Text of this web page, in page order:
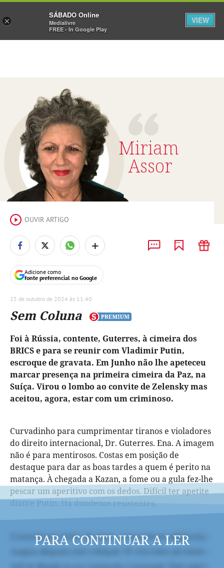
Sábado Assine Iniciar Sessão
Miriam
Assor
OUVIR ARTIGO
Adicione como
fonte preferencial no Google
+
25 de outubro de 2024 às 11:40
Sem Coluna
Foi à Rússia, contente, Guterres, à cimeira dos
BRICS e para se reunir com Vladimir Putin,
escroque de gravata. Em Junho não lhe apeteceu
marcar presença na primeira cimeira da Paz, na
Suíça. Virou o lombo ao convite de Zelensky mas
aceitou, agora, estar com um criminoso.
Curvadinho para cumprimentar tiranos e violadores
do direito internacional, Dr. Guterres. Ena. A imagem
não é para mentirosos. Costas em posição de
destaque para dar as boas tardes a quem é perito na
matança. À chegada a Kazan, a fome ou a gula fez-lhe
pescar um aperitivo com os dedos. Difícil ter apetite
diante Putin. Há duodenos resistentes.
PARA CONTINUAR A LER
×
SÁBADO Online
Medialivre
FREE - In Google Play
VIEW